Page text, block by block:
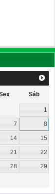
Sáb
1
7 8
14 15
21 22
28 29